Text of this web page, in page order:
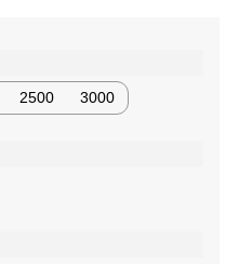
2500 3000